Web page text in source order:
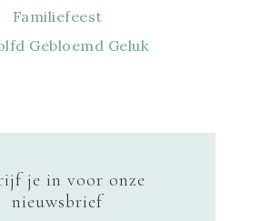
Familiefeest
Gebloemd Geluk
je in voor onze
nieuwsbrief